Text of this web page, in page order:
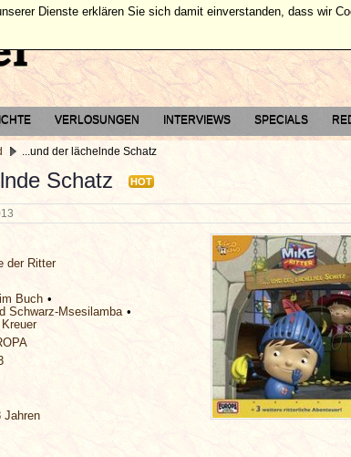
VERLOSUNGEN INTERVIEWS SPECIALS
...und der lächelnde Schatz
Schatz HOT
der Ritter
Buch
Schwarz-Msesilamba
Jahren
Dienste erklären Sie sich damit einverstanden, dass wir